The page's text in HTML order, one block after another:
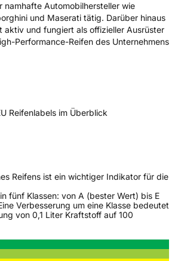
/ Alpine-Symbol Nein
(GPSR)
TYRE SPA, Viale Piero e Alberto
namhafte Automobilhersteller wie
und Maserati tätig. Darüber hinaus
aktiv und fungiert als offizieller Ausrüster
Performance-Reifen des Unternehmens
Reifenlabels im Überblick
Reifens ist ein wichtiger Indikator für die
fünf Klassen: von A (bester Wert) bis E
Verbesserung um eine Klasse bedeutet
von 0,1 Liter Kraftstoff auf 100